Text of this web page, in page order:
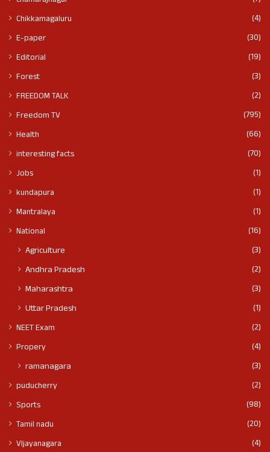
Chikkamagaluru
(4)
E-paper
(30)
Editorial
(19)
Forest
(3)
FREEDOM TALK
(2)
Freedom TV
(795)
Health
(66)
interesting facts
(70)
Jobs
(1)
kundapura
(1)
Mantralaya
(1)
National
(16)
Agriculture
(3)
Andhra Pradesh
(2)
Maharashtra
(3)
Uttar Pradesh
(1)
NEET Exam
(2)
Propery
(4)
ramanagara (3)
puducherry
(2)
Sports
(98)
Tamil nadu
(20)
VIjayanagara
(4)